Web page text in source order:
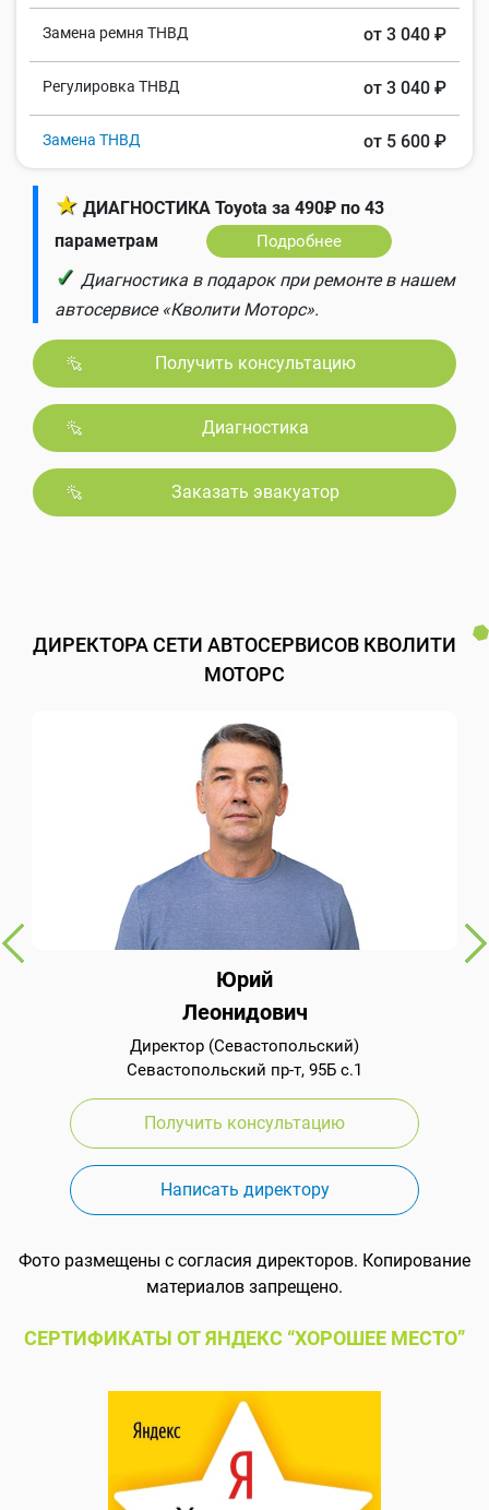
Замена ремня ТНВД от 3 040 ₽
Регулировка ТНВД от 3 040 ₽
Замена ТНВД от 5 600 ₽
★ ДИАГНОСТИКА Toyota за 490₽ по 43
параметрам
Подробнее
✓ Диагностика в подарок при ремонте в нашем
автосервисе «Кволити Моторс».
Получить консультацию
Диагностика
Заказать эвакуатор
ДИРЕКТОРА СЕТИ АВТОСЕРВИСОВ КВОЛИТИ
МОТОРС
Юрий
Леонидович
Директор (Севастопольский)
Севастопольский пр-т, 95Б с.1
Получить консультацию
Написать директору
Фото размещены с согласия директоров. Копирование
материалов запрещено.
СЕРТИФИКАТЫ ОТ ЯНДЕКС “ХОРОШЕЕ МЕСТО”